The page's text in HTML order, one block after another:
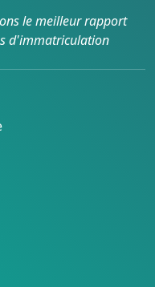
le meilleur rapport
d'immatriculation